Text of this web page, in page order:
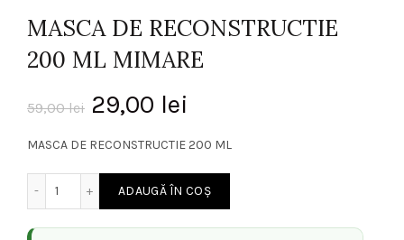
MASCA DE RECONSTRUCTIE
200 ML MIMARE
59,00lei Prețul
inițial
a
fost:
29,00 lei
curent
este:
29,00 lei.
MASCA DE RECONSTRUCTIE 200 ML
Cantitate MASCA DE RECONSTRUCTIE 200 ML MIMARE
ADAUGĂ ÎN COȘ